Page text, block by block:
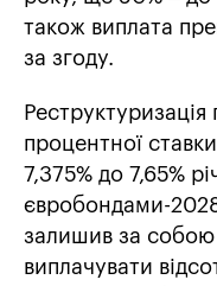
також виплата
за згоду.
процентної
7,375% до 7,65%
євробондами-
залишив за собою
виплачувати